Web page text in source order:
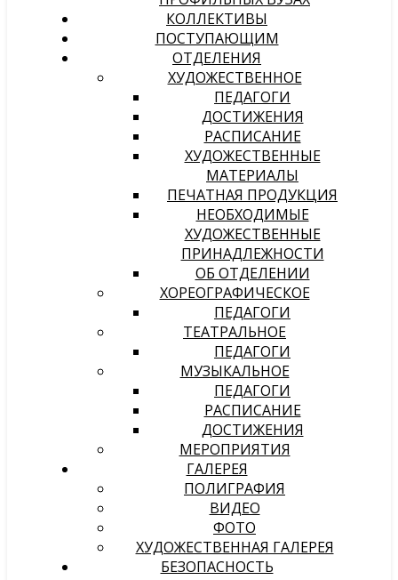
КОЛЛЕКТИВЫ
ПОСТУПАЮЩИМ
ОТДЕЛЕНИЯ
ХУДОЖЕСТВЕННОЕ
ПЕДАГОГИ
ДОСТИЖЕНИЯ
РАСПИСАНИЕ
ХУДОЖЕСТВЕННЫЕ
МАТЕРИАЛЫ
ПЕЧАТНАЯ ПРОДУКЦИЯ
НЕОБХОДИМЫЕ
ХУДОЖЕСТВЕННЫЕ
ПРИНАДЛЕЖНОСТИ
ОБ ОТДЕЛЕНИИ
ХОРЕОГРАФИЧЕСКОЕ
ПЕДАГОГИ
ТЕАТРАЛЬНОЕ
ПЕДАГОГИ
МУЗЫКАЛЬНОЕ
ПЕДАГОГИ
РАСПИСАНИЕ
ДОСТИЖЕНИЯ
МЕРОПРИЯТИЯ
ГАЛЕРЕЯ
ПОЛИГРАФИЯ
ВИДЕО
ФОТО
ХУДОЖЕСТВЕННАЯ ГАЛЕРЕЯ
БЕЗОПАСНОСТЬ